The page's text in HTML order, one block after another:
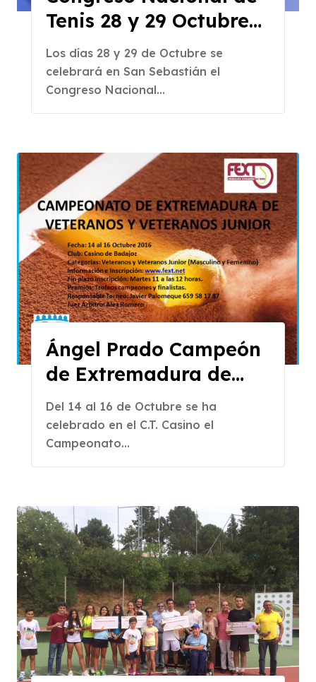
Tenis 28 y 29 Octubre
en San Sebastián
Los días 28 y 29 de Octubre se
celebrará en San Sebastián el
Congreso Nacional...
Ángel Prado Campeón
de Extremadura de
Veteranos 2016
Del 14 al 16 de Octubre se ha
celebrado en el C.T. Casino el
Campeonato...